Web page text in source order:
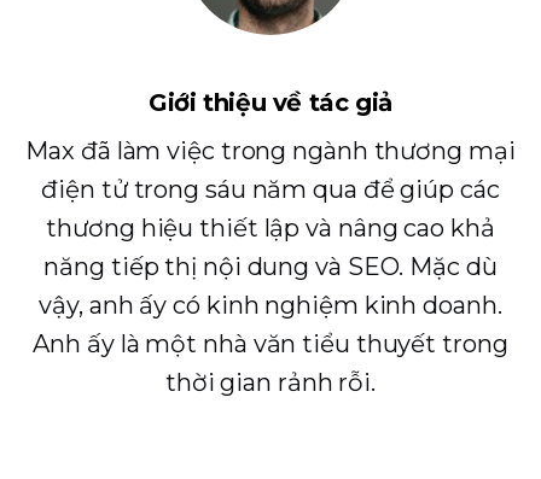
Giới thiệu về tác giả
Max đã làm việc trong ngành thương mại
điện tử trong sáu năm qua để giúp các
thương hiệu thiết lập và nâng cao khả
năng tiếp thị nội dung và SEO. Mặc dù
vậy, anh ấy có kinh nghiệm kinh doanh.
Anh ấy là một nhà văn tiểu thuyết trong
thời gian rảnh rỗi.